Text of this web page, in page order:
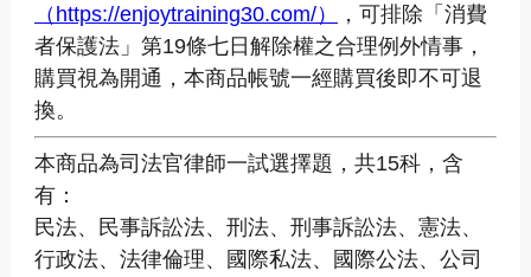
（https://enjoytraining30.com/）
，可排除「消費
者保護法」第19條七日解除權之合理例外情事，
購買視為開通，本商品帳號一經購買後即不可退
換。
本商品為司法官律師一試選擇題，共15科，含
有：
民法、民事訴訟法、刑法、刑事訴訟法、憲法、
行政法、法律倫理、國際私法、國際公法、公司